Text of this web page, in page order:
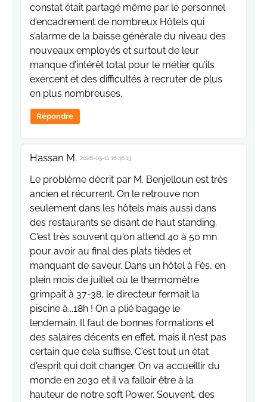
constat était partagé même par le personnel
d’encadrement de nombreux Hôtels qui
s’alarme de la baisse générale du niveau des
nouveaux employés et surtout de leur
manque d’intérêt total pour le métier qu’ils
exercent et des difficultés à recruter de plus
en plus nombreuses.
Répondre
Hassan M. 2026-05-11 16:46:13
Le problème décrit par M. Benjelloun est très
ancien et récurrent. On le retrouve non
seulement dans les hôtels mais aussi dans
des restaurants se disant de haut standing.
C'est très souvent qu'on attend 40 à 50 mn
pour avoir au final des plats tièdes et
manquant de saveur. Dans un hôtel à Fès, en
plein mois de juillet où le thermomètre
grimpait à 37-38, le directeur fermait la
piscine à...18h ! On a plié bagage le
lendemain. Il faut de bonnes formations et
des salaires décents en effet, mais il n'est pas
certain que cela suffise. C'est tout un état
d'esprit qui doit changer. On va accueillir du
monde en 2030 et il va falloir être à la
hauteur de notre soft Power. Souvent, des